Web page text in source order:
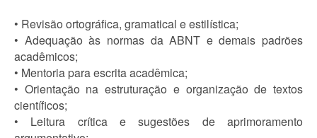
• Revisão ortográfica, gramatical e estilística;
• Adequação às normas da ABNT e demais padrões
acadêmicos;
• Mentoria para escrita acadêmica;
• Orientação na estruturação e organização de textos
científicos;
• Leitura crítica e sugestões de aprimoramento